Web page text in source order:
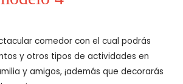
comedor con el cual podrás
y otros tipos de actividades en
y amigos, ¡además que decorarás